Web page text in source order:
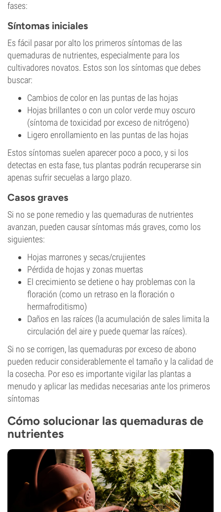
fases:
Síntomas iniciales
Es fácil pasar por alto los primeros síntomas de las
quemaduras de nutrientes, especialmente para los
cultivadores novatos. Estos son los síntomas que debes
buscar:
Cambios de color en las puntas de las hojas
Hojas brillantes o con un color verde muy oscuro
(síntoma de toxicidad por exceso de nitrógeno)
Ligero enrollamiento en las puntas de las hojas
Estos síntomas suelen aparecer poco a poco, y si los
detectas en esta fase, tus plantas podrán recuperarse sin
apenas sufrir secuelas a largo plazo.
Casos graves
Si no se pone remedio y las quemaduras de nutrientes
avanzan, pueden causar síntomas más graves, como los
siguientes:
Hojas marrones y secas/crujientes
Pérdida de hojas y zonas muertas
El crecimiento se detiene o hay problemas con la
floración (como un retraso en la floración o
hermafroditismo)
Daños en las raíces (la acumulación de sales limita la
circulación del aire y puede quemar las raíces).
Si no se corrigen, las quemaduras por exceso de abono
pueden reducir considerablemente el tamaño y la calidad de
la cosecha. Por eso es importante vigilar las plantas a
menudo y aplicar las medidas necesarias ante los primeros
síntomas
Cómo solucionar las quemaduras de
nutrientes